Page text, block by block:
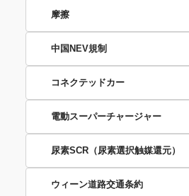
摩擦
中国NEV規制
コネクテッドカー
電動スーパーチャージャー
尿素SCR（尿素選択触媒還元）
ウィーン道路交通条約